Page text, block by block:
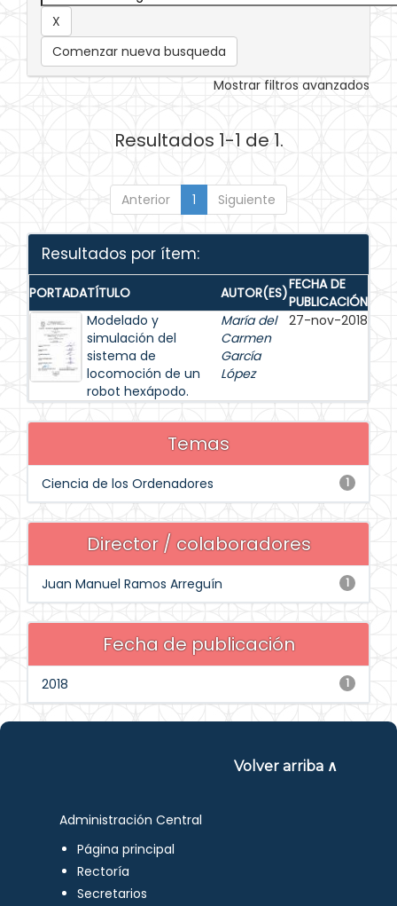
Comenzar nueva busqueda
Mostrar filtros avanzados
Resultados 1-1 de 1.
Anterior 1 Siguiente
Resultados por ítem:
PORTADATÍTULO AUTOR(ES)FECHA DE
PUBLICACIÓN
Modelado y
simulación del
sistema de
locomoción de un
robot hexápodo.
María del
Carmen
García
López
27-nov-2018
Temas
1
Ciencia de los Ordenadores
Director / colaboradores
1
Juan Manuel Ramos Arreguín
Fecha de publicación
1
2018
Volver arriba ∧
Administración Central
Página principal
Rectoría
Secretarios